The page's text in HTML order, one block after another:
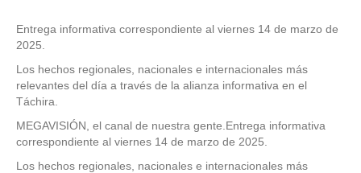
Entrega informativa correspondiente al viernes 14 de marzo de
2025.
Los hechos regionales, nacionales e internacionales más
relevantes del día a través de la alianza informativa en el
Táchira.
MEGAVISIÓN, el canal de nuestra gente.Entrega informativa
correspondiente al viernes 14 de marzo de 2025.
Los hechos regionales, nacionales e internacionales más